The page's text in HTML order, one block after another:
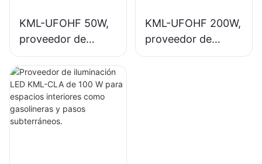
KML-UFOHF 50W,
proveedor de
iluminación LED de
gran altura para
plantas
industriales,
almacenes y otras
KML-UFOHF 200W,
proveedor de
iluminación LED de